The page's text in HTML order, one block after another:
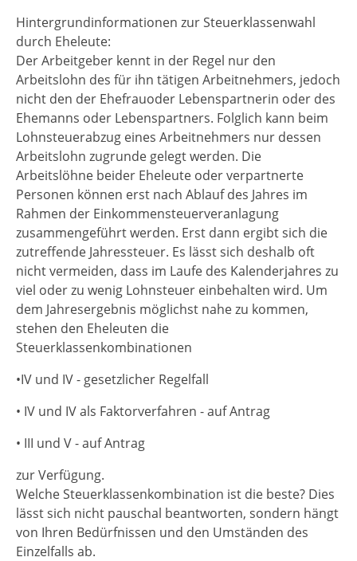
Hintergrundinformationen zur Steuerklassenwahl
durch Eheleute:
Der Arbeitgeber kennt in der Regel nur den
Arbeitslohn des für ihn tätigen Arbeitnehmers, jedoch
nicht den der Ehefrauoder Lebenspartnerin oder des
Ehemanns oder Lebenspartners. Folglich kann beim
Lohnsteuerabzug eines Arbeitnehmers nur dessen
Arbeitslohn zugrunde gelegt werden. Die
Arbeitslöhne beider Eheleute oder verpartnerte
Personen können erst nach Ablauf des Jahres im
Rahmen der Einkommensteuerveranlagung
zusammengeführt werden. Erst dann ergibt sich die
zutreffende Jahressteuer. Es lässt sich deshalb oft
nicht vermeiden, dass im Laufe des Kalenderjahres zu
viel oder zu wenig Lohnsteuer einbehalten wird. Um
dem Jahresergebnis möglichst nahe zu kommen,
stehen den Eheleuten die
Steuerklassenkombinationen
•IV und IV - gesetzlicher Regelfall
• IV und IV als Faktorverfahren - auf Antrag
• III und V - auf Antrag
zur Verfügung.
Welche Steuerklassenkombination ist die beste? Dies
lässt sich nicht pauschal beantworten, sondern hängt
von Ihren Bedürfnissen und den Umständen des
Einzelfalls ab.